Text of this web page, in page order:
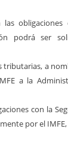
obligaciones
podrá ser
tributarias, a
a la
con la
por el